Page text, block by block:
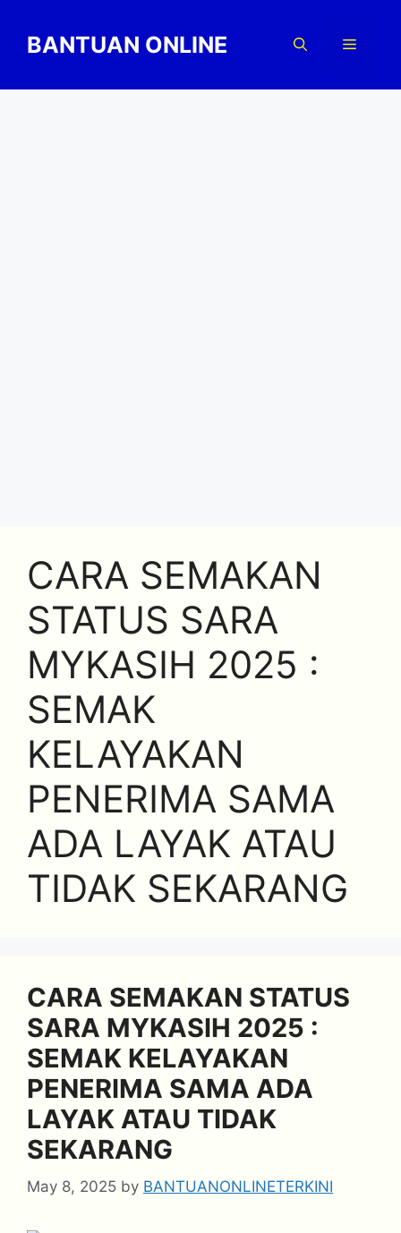
contentBANTUAN ONLINE Menu
CARA SEMAKAN
STATUS SARA
MYKASIH 2025 :
SEMAK
KELAYAKAN
PENERIMA SAMA
ADA LAYAK ATAU
TIDAK SEKARANG
CARA SEMAKAN STATUS
SARA MYKASIH 2025 :
SEMAK KELAYAKAN
PENERIMA SAMA ADA
LAYAK ATAU TIDAK
SEKARANG
May 8, 2025 by BANTUANONLINETERKINI